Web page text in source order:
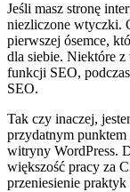
Jeśli masz stronę
niezliczone wtyczki.
pierwszej ósemce,
dla siebie. Niektóre z
funkcji SEO,
SEO.
Tak czy inaczej,
przydatnym
witryny WordPress.
większość pracy za
przeniesienie